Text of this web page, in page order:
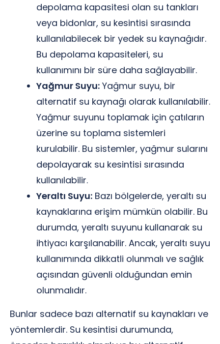
depolama kapasitesi olan su tankları
veya bidonlar, su kesintisi sırasında
kullanılabilecek bir yedek su kaynağıdır.
Bu depolama kapasiteleri, su
kullanımını bir süre daha sağlayabilir.
Yağmur Suyu: Yağmur suyu, bir
alternatif su kaynağı olarak kullanılabilir.
Yağmur suyunu toplamak için çatıların
üzerine su toplama sistemleri
kurulabilir. Bu sistemler, yağmur sularını
depolayarak su kesintisi sırasında
kullanılabilir.
Yeraltı Suyu: Bazı bölgelerde, yeraltı su
kaynaklarına erişim mümkün olabilir. Bu
durumda, yeraltı suyunu kullanarak su
ihtiyacı karşılanabilir. Ancak, yeraltı suyu
kullanımında dikkatli olunmalı ve sağlık
açısından güvenli olduğundan emin
olunmalıdır.
Bunlar sadece bazı alternatif su kaynakları ve
yöntemlerdir. Su kesintisi durumunda,